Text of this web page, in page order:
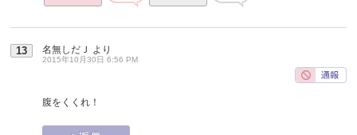
13 名無しだＪ より
2015年10月30日 6:56 PM
腹をくくれ！